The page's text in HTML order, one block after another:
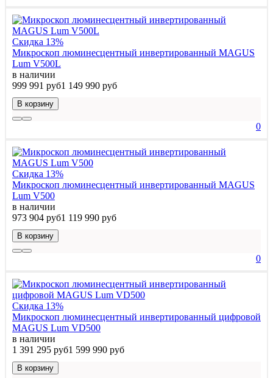
Скидка 13%
Микроскоп люминесцентный инвертированный MAGUS
Lum V500L
в наличии
999 991 руб1 149 990 руб
В корзину
0
Скидка 13%
Микроскоп люминесцентный инвертированный MAGUS
Lum V500
в наличии
973 904 руб1 119 990 руб
В корзину
0
Скидка 13%
Микроскоп люминесцентный инвертированный цифровой
MAGUS Lum VD500
в наличии
1 391 295 руб1 599 990 руб
В корзину